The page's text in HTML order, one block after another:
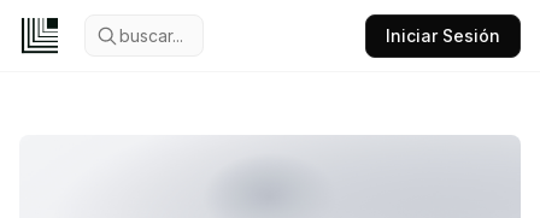
buscar... Iniciar Sesión